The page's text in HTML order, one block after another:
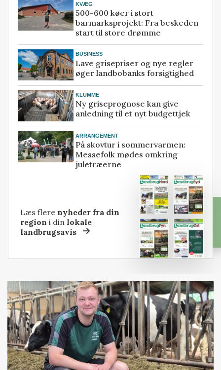
KVÆG
500-600 køer i stort
barmarksprojekt: Fra beskeden
start til store drømme
BUSINESS
Lave grisepriser og nye regler
øger landbobanks forsigtighed
KLUMME
Ny griseprognose kan give
anledning til et nyt budgettjek
ARRANGEMENT
På skovtur i sommervarmen:
Messefolk mødes omkring
juletræerne
Læs flere nyheder fra din
region i dinlokale
landbrugsavis